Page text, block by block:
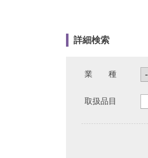
詳細検索
業 種
取扱品目